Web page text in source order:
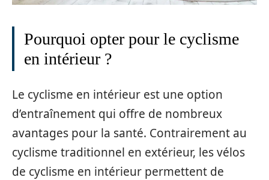
Pourquoi opter pour le cyclisme
en intérieur ?
Le cyclisme en intérieur est une option
d’entraînement qui offre de nombreux
avantages pour la santé. Contrairement au
cyclisme traditionnel en extérieur, les vélos
de cyclisme en intérieur permettent de